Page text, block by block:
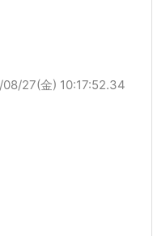
08/27(金) 10:17:52.34